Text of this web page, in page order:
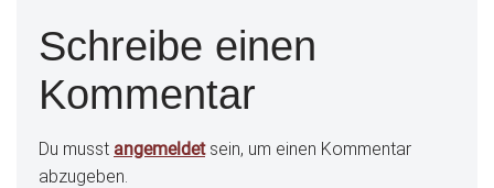
Schreibe einen
Kommentar
Du musst angemeldetsein, um einen Kommentar
abzugeben.